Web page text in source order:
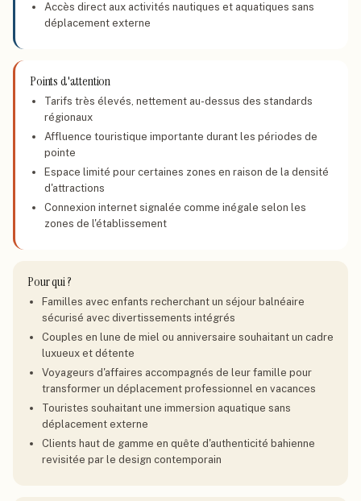
Accès direct aux activités nautiques et aquatiques sans
déplacement externe
Points d'attention
Tarifs très élevés, nettement au-dessus des standards
régionaux
Affluence touristique importante durant les périodes de
pointe
Espace limité pour certaines zones en raison de la densité
d'attractions
Connexion internet signalée comme inégale selon les
zones de l'établissement
Pour qui ?
Familles avec enfants recherchant un séjour balnéaire
sécurisé avec divertissements intégrés
Couples en lune de miel ou anniversaire souhaitant un cadre
luxueux et détente
Voyageurs d'affaires accompagnés de leur famille pour
transformer un déplacement professionnel en vacances
Touristes souhaitant une immersion aquatique sans
déplacement externe
Clients haut de gamme en quête d'authenticité bahienne
revisitée par le design contemporain